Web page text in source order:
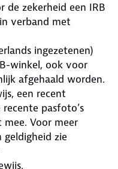
de zekerheid een IRB
verband met
ingezetenen)
winkel, ook voor
afgehaald worden.
een recent
pasfoto’s
Voor meer
zie